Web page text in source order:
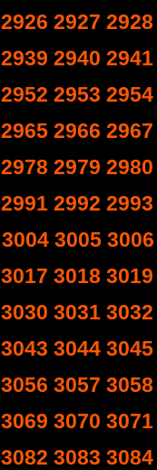
2926 2927 2928
2939 2940 2941
2952 2953 2954
2965 2966 2967
2978 2979 2980
2991 2992 2993
3004 3005 3006
3017 3018 3019
3030 3031 3032
3043 3044 3045
3056 3057 3058
3069 3070 3071
3082 3083 3084